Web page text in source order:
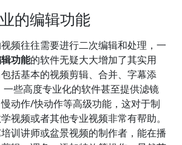
的编辑功能
频往往需要进行二次编辑和处理，一
功能的软件无疑大大增加了其实用
括基本的视频剪辑、合并、字幕添
一些高度专业化的软件甚至提供滤镜
动作/快动作等高级功能，这对于制
视频或者其他专业视频非常有帮助。
训讲师或盆景视频的制作者，能在播